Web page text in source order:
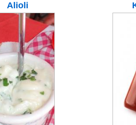
Alioli